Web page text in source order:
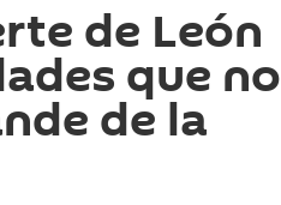
de León
que no
de la